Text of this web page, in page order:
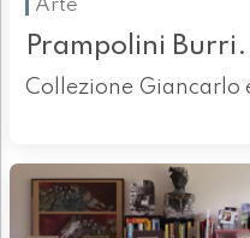
Arte
Prampolini
Collezione Giancarlo